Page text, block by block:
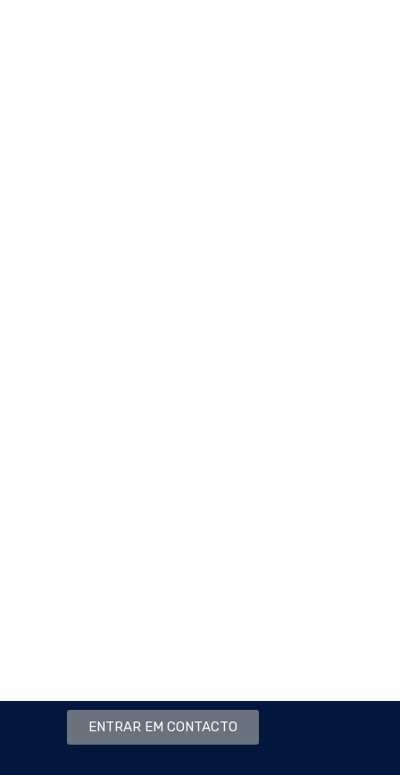
ENTRAR EM CONTACTO